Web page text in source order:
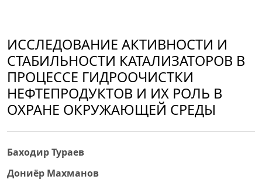
ИССЛЕДОВАНИЕ АКТИВНОСТИ И
СТАБИЛЬНОСТИ КАТАЛИЗАТОРОВ В
ПРОЦЕССЕ ГИДРООЧИСТКИ
НЕФТЕПРОДУКТОВ И ИХ РОЛЬ В
ОХРАНЕ ОКРУЖАЮЩЕЙ СРЕДЫ
Баходир Тураев
Дониёр Махманов